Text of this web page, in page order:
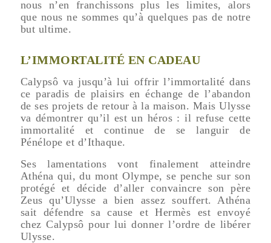
nous n’en franchissons plus les limites, alors
que nous ne sommes qu’à quelques pas de notre
but ultime.
L’IMMORTALITÉ EN CADEAU
Calypsô va jusqu’à lui offrir l’immortalité dans
ce paradis de plaisirs en échange de l’abandon
de ses projets de retour à la maison. Mais Ulysse
va démontrer qu’il est un héros : il refuse cette
immortalité et continue de se languir de
Pénélope et d’Ithaque.
Ses lamentations vont finalement atteindre
Athéna qui, du mont Olympe, se penche sur son
protégé et décide d’aller convaincre son père
Zeus qu’Ulysse a bien assez souffert. Athéna
sait défendre sa cause et Hermès est envoyé
chez Calypsô pour lui donner l’ordre de libérer
Ulysse.